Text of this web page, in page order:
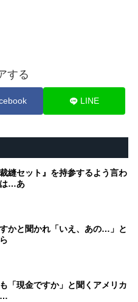
する
LINE
裁縫セット』を持参するよう言わ
は…あ
かと聞かれ「いえ、あの…」と
「現金ですか」と聞くアメリカ
…